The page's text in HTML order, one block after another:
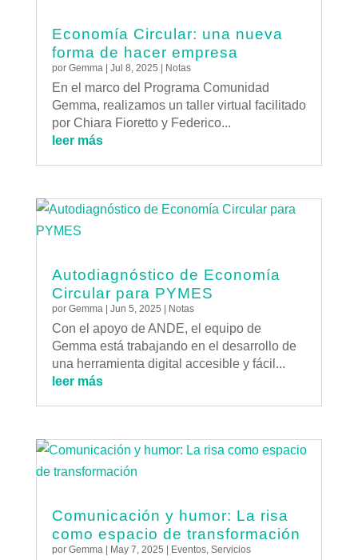
Economía Circular: una nueva
forma de hacer empresa
por Gemma | Jul 8, 2025 | Notas
En el marco del Programa Comunidad
Gemma, realizamos un taller virtual facilitado
por Chiara Fioretto y Federico...
leer más
Autodiagnóstico de Economía
Circular para PYMES
por Gemma| Jun 5, 2025 | Notas
Con el apoyo de ANDE, el equipo de
Gemma está trabajando en el desarrollo de
una herramienta digital accesible y fácil...
leer más
Comunicación y humor: La risa
como espacio de transformación
por Gemma| May 7, 2025 Eventos, Servicios